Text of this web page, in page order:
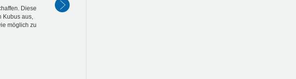
Diese
Kubus aus,
möglich zu